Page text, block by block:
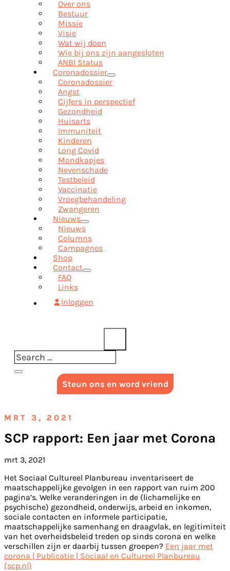
Over ons
Bestuur
Missie
Visie
Wat wij doen
Wie bij ons zijn aangesloten
ANBI Status
Coronadossier
Coronadossier
Angst
Cijfers in perspectief
Gezondheid
Huisarts
Immuniteit
Kinderen
Long Covid
Mondkapjes
Nevenschade
Testbeleid
Vaccinatie
Vroegbehandeling
Zwangeren
Nieuws
Nieuws
Columns
Campagnes
Shop
Contact
FAQ
Links
Inloggen
Steun ons en word vriend
MRT 3, 2021
SCP rapport: Een jaar met Corona
mrt 3, 2021
Het Sociaal Cultureel Planbureau inventariseert de
maatschappelijke gevolgen in een rapport van ruim 200
pagina’s. Welke veranderingen in de (lichamelijke en
psychische) gezondheid, onderwijs, arbeid en inkomen,
sociale contacten en informele participatie,
maatschappelijke samenhang en draagvlak, en legitimiteit
van het overheidsbeleid treden op sinds corona en welke
verschillen zijn er daarbij tussen groepen? Een jaar met
corona | Publicatie | Sociaal en Cultureel Planbureau
(scp.nl)